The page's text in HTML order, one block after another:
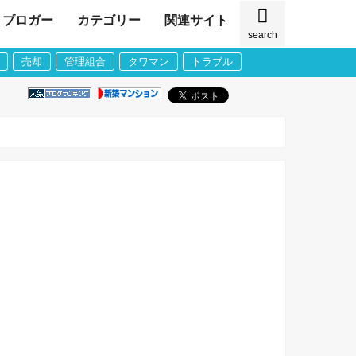
search
ブロガー カテゴリー 関連サイト
売却 管理組合 タワマン トラブル